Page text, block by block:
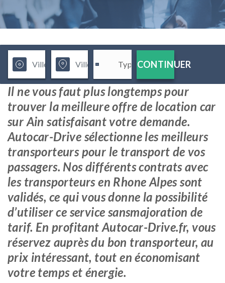
CONTINUER
Il ne vous faut plus longtemps pour
trouver la meilleure offre de location car
sur Ain satisfaisant votre demande.
Autocar-Drive sélectionne les meilleurs
transporteurs pour le transport de vos
passagers. Nos différents contrats avec
les transporteurs en Rhone Alpes sont
validés, ce qui vous donne la possibilité
d’utiliser ce service sansmajoration de
tarif. En profitant Autocar-Drive.fr, vous
réservez auprès du bon transporteur, au
prix intéressant, tout en économisant
votre temps et énergie.